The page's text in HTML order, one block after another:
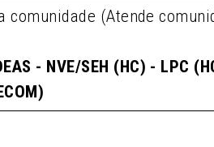
comunidade (Atende
- NVE/SEH (HC) - LPC